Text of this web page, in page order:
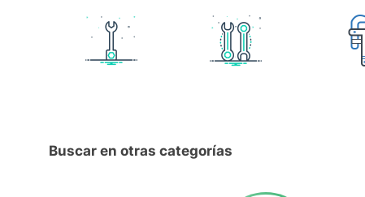
Buscar en otras categorías